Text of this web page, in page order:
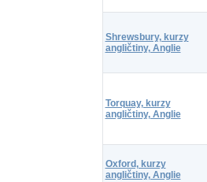
Shrewsbury, kurzy
angličtiny, Anglie
Torquay, kurzy
angličtiny, Anglie
Oxford, kurzy
angličtiny, Anglie